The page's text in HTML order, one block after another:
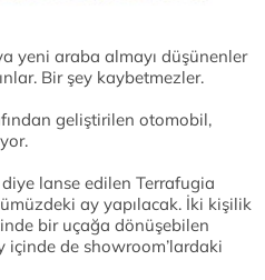
yeni araba almayı düşünenler
Bir şey kaybetmezler.
geliştirilen otomobil,
lanse edilen Terrafugia
ay yapılacak. İki kişilik
bir uçağa dönüşebilen
içinde de showroom’lardaki